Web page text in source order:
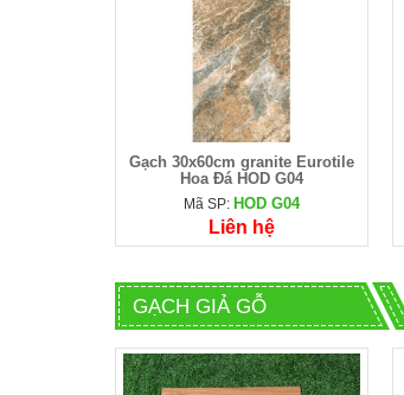
Gạch 30x60cm granite Eurotile
Hoa Đá HOD G04
Mã SP: HOD G04
Liên hệ
GẠCH GIẢ GỖ